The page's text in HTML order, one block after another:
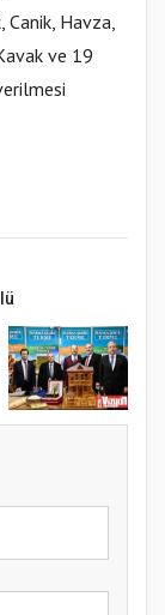
Canik, Havza,
ve 19